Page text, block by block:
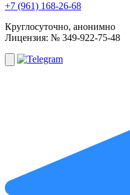
+7 (961) 168-26-68
Круглосуточно, анонимно
Лицензия: № 349-922-75-48